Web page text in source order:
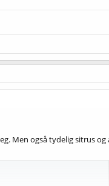
Men også tydelig sitrus